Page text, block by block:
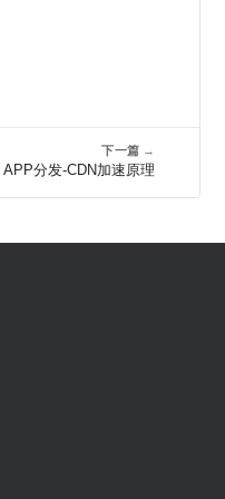
下一篇 →
APP分发-CDN加速原理